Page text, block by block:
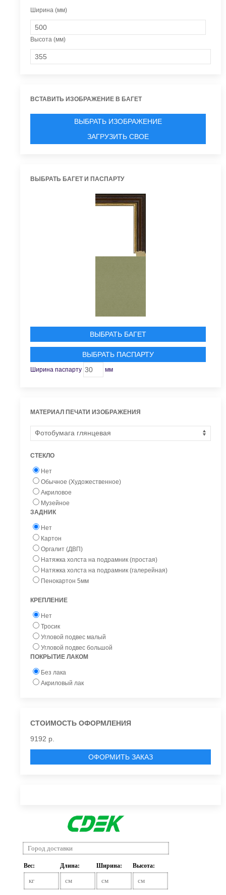
Ширина (мм)
Высота (мм)
ВСТАВИТЬ ИЗОБРАЖЕНИЕ В БАГЕТ
ВЫБРАТЬ ИЗОБРАЖЕНИЕ
ЗАГРУЗИТЬ СВОЕ
ВЫБРАТЬ БАГЕТ И ПАСПАРТУ
ВЫБРАТЬ БАГЕТ
ВЫБРАТЬ ПАСПАРТУ
Ширина паспарту мм
МАТЕРИАЛ ПЕЧАТИ ИЗОБРАЖЕНИЯ
СТЕКЛО
Нет
Обычное (Художественное)
Акриловое
Музейное
ЗАДНИК
Нет
Картон
Оргалит (ДВП)
Натяжка холста на подрамник (простая)
Натяжка холста на подрамник (галерейная)
Пенокартон 5мм
КРЕПЛЕНИЕ
Нет
Тросик
Угловой подвес малый
Угловой подвес большой
ПОКРЫТИЕ ЛАКОМ
Без лака
Акриловый лак
СТОИМОСТЬ ОФОРМЛЕНИЯ
9192 р.
ОФОРМИТЬ ЗАКАЗ